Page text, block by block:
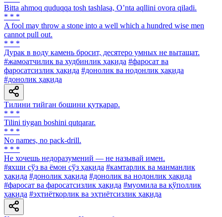
Bitta ahmoq quduqqa tosh tashlasa, Oʼnta aqllini ovora qiladi.
* * *
A fool may throw a stone into a well which a hundred wise men
cannot pull out.
* * *
Дурак в воду камень бросит, десятеро умных не вытащат.
#жамоатчилик ва худбинлик ҳақида #фаросат ва
фаросатсизлик ҳақида #донолик ва нодонлик ҳақида
#донолик ҳақида
Тилини тийган бошини қутқарар.
* * *
Tilini tiygan boshini qutqarar.
* * *
No names, no pack-drill.
* * *
He хочешь недоразумений — не называй имен.
#яхши сўз ва ёмон сўз ҳақида #камтарлик ва манманлик
ҳақида #донолик ҳақида #донолик ва нодонлик ҳақида
#фаросат ва фаросатсизлик ҳақида #муомила ва қўполлик
ҳақида #эҳтиёткорлик ва эҳтиётсизлик ҳақида